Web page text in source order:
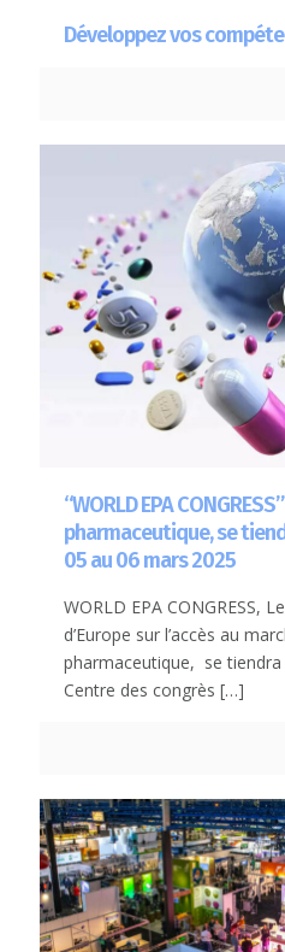
Développez vos
“WORLD EPA
pharmaceutique, se
05 au 06 mars 2025
WORLD EPA CONGRESS,
d’Europe sur l’accès au
pharmaceutique, se
Centre des congrès […]